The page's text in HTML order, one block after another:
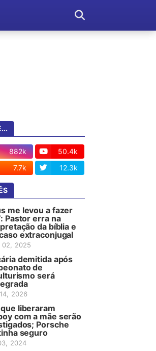
882k
50.4k
7.7k 12.3k
me levou a fazer
Pastor erra na
da bíblia e
extraconjugal
02, 2025
demitida após
de
será
2026
liberaram
com a mãe serão
Porsche
seguro
2024